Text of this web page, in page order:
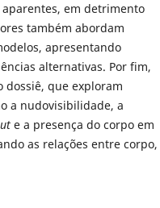
em detrimento
também abordam
apresentando
alternativas. Por fim,
dossiê, que exploram
a nudovisibilidade, a
e a presença do corpo em
as relações entre corpo,